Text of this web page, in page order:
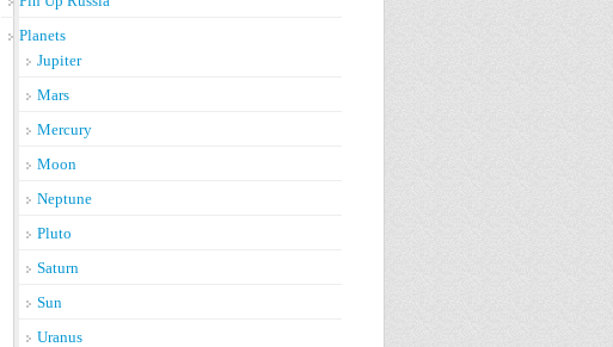
Planets
Jupiter
Mars
Mercury
Moon
Neptune
Pluto
Saturn
Sun
Uranus